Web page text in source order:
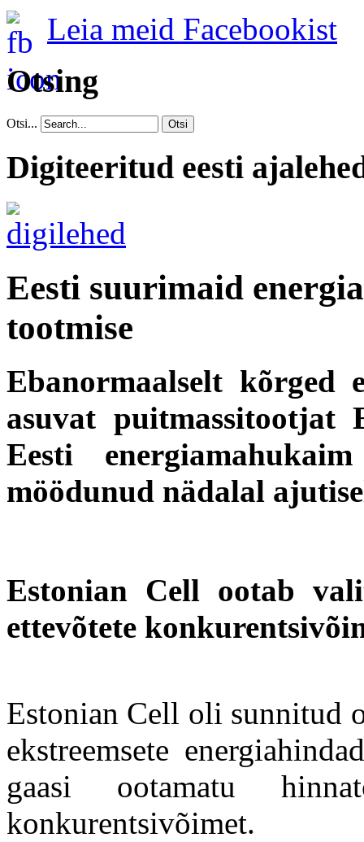
Leia meid Facebookist
Otsing
Otsi... Otsi
Digiteeritud eesti
Eesti suurimaid
tootmise
Ebanormaalselt kõrged
asuvat
Eesti
möödunud nädalal
Estonian Cell ootab
ettevõtete
Estonian Cell oli sunnitud
ekstreemsete
gaasi ootamatu
konkurentsivõimet.